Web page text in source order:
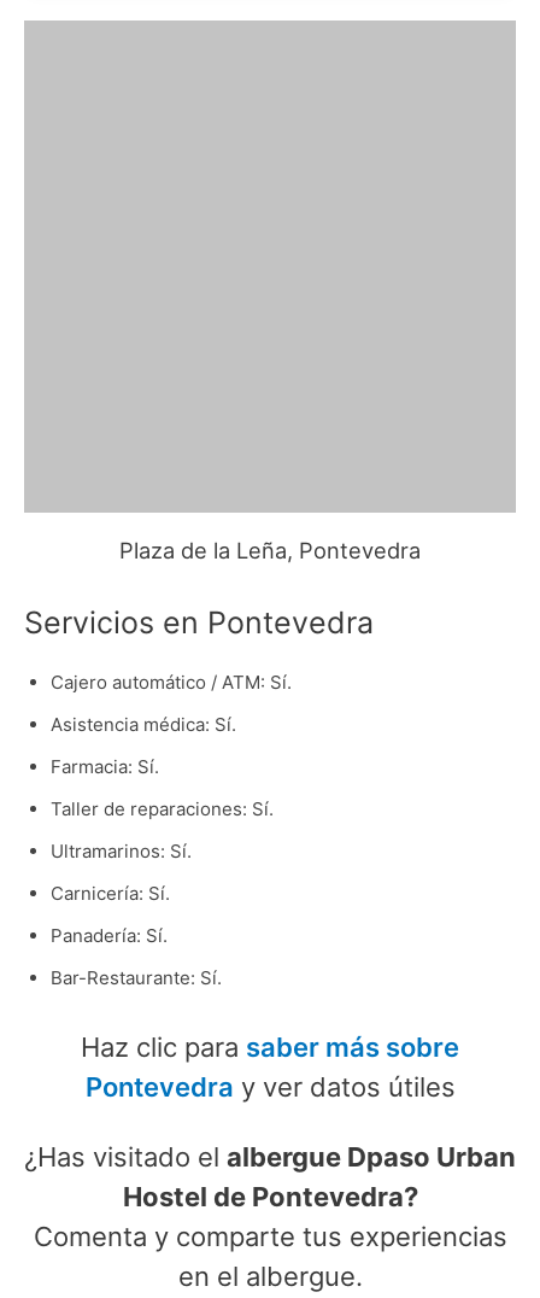
Plaza de la Leña, Pontevedra
Servicios en Pontevedra
Cajero automático / ATM: Sí.
Asistencia médica: Sí.
Farmacia: Sí.
Taller de reparaciones: Sí.
Ultramarinos: Sí.
Carnicería: Sí.
Panadería: Sí.
Bar-Restaurante: Sí.
Haz clic para saber más sobre
Pontevedra y ver datos útiles
¿Has visitado el albergue Dpaso Urban
Hostel de Pontevedra?
Comenta y comparte tus experiencias
en el albergue.